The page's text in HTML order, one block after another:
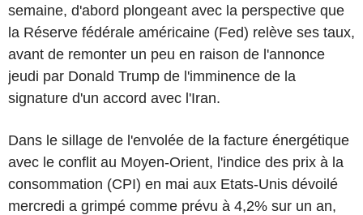
semaine, d'abord plongeant avec la perspective que
la Réserve fédérale américaine (Fed) relève ses taux,
avant de remonter un peu en raison de l'annonce
jeudi par Donald Trump de l'imminence de la
signature d'un accord avec l'Iran.
Dans le sillage de l'envolée de la facture énergétique
avec le conflit au Moyen-Orient, l'indice des prix à la
consommation (CPI) en mai aux Etats-Unis dévoilé
mercredi a grimpé comme prévu à 4,2% sur un an,